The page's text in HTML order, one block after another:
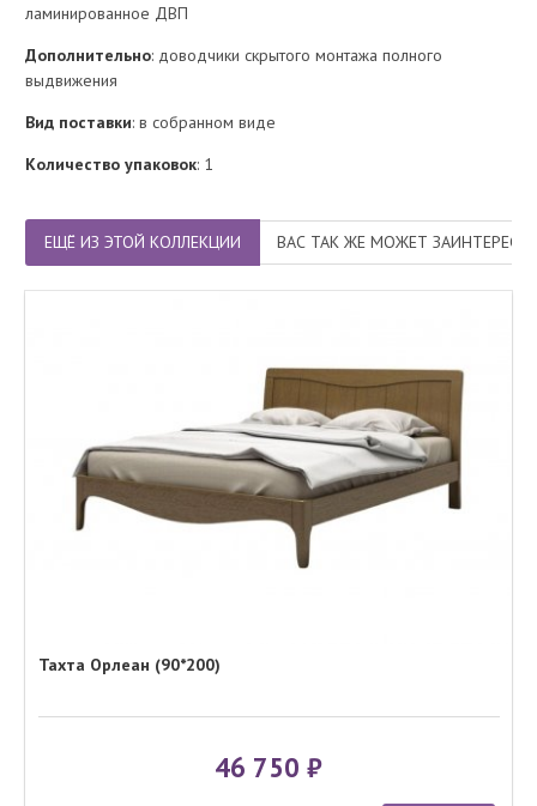
ламинированное ДВП
Дополнительно: доводчики скрытого монтажа полного
выдвижения
Вид поставки: в собранном виде
Количество упаковок: 1
ЕЩЁ ИЗ ЭТОЙ КОЛЛЕКЦИИ ВАС ТАК ЖЕ МОЖЕТ
Тахта Орлеан (90*200)
46 750